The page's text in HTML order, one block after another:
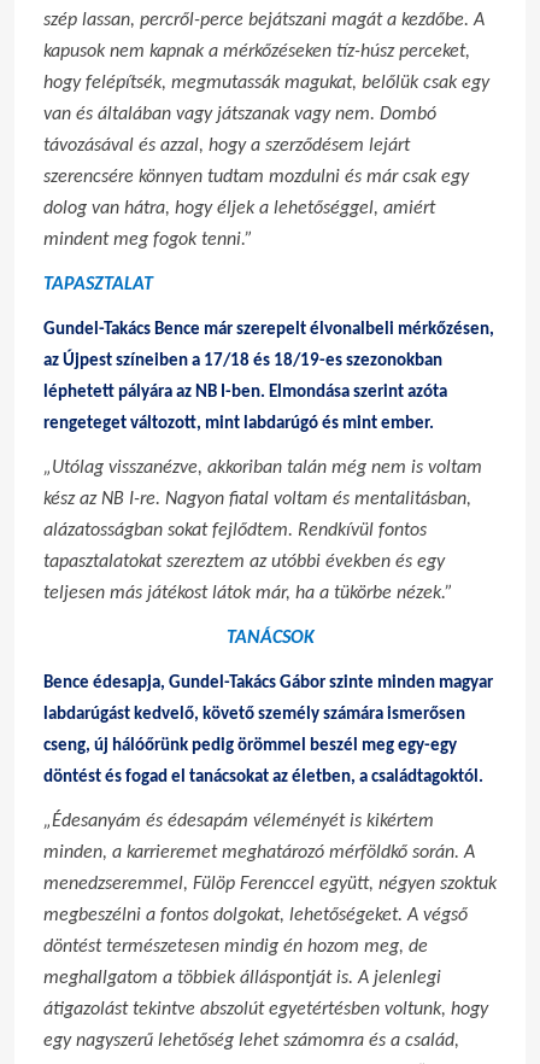
szép lassan, percről-perce bejátszani magát a kezdőbe. A
kapusok nem kapnak a mérkőzéseken tíz-húsz perceket,
hogy felépítsék, megmutassák magukat, belőlük csak egy
van és általában vagy játszanak vagy nem. Dombó
távozásával és azzal, hogy a szerződésem lejárt
szerencsére könnyen tudtam mozdulni és már csak egy
dolog van hátra, hogy éljek a lehetőséggel, amiért
mindent meg fogok tenni.”
TAPASZTALAT
Gundel-Takács Bence már szerepelt élvonalbeli mérkőzésen,
az Újpest színeiben a 17/18 és 18/19-es szezonokban
léphetett pályára az NB I-ben. Elmondása szerint azóta
rengeteget változott, mint labdarúgó és mint ember.
„Utólag visszanézve, akkoriban talán még nem is voltam
kész az NB I-re. Nagyon fiatal voltam és mentalitásban,
alázatosságban sokat fejlődtem. Rendkívül fontos
tapasztalatokat szereztem az utóbbi években és egy
teljesen más játékost látok már, ha a tükörbe nézek.”
TANÁCSOK
Bence édesapja, Gundel-Takács Gábor szinte minden magyar
labdarúgást kedvelő, követő személy számára ismerősen
cseng, új hálóőrünk pedig örömmel beszél meg egy-egy
döntést és fogad el tanácsokat az életben, a családtagoktól.
„Édesanyám és édesapám véleményét is kikértem
minden, a karrieremet meghatározó mérföldkő során. A
menedzseremmel, Fülöp Ferenccel együtt, négyen szoktuk
megbeszélni a fontos dolgokat, lehetőségeket. A végső
döntést természetesen mindig én hozom meg, de
meghallgatom a többiek álláspontját is. A jelenlegi
átigazolást tekintve abszolút egyetértésben voltunk, hogy
egy nagyszerű lehetőség lehet számomra és a család,